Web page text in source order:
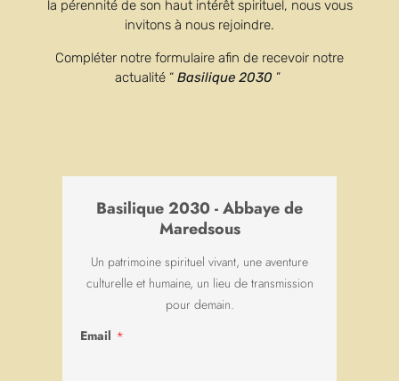
Anticipatory Feast of Saint
Benedict
la pérennité de son haut intérêt spirituel, nous vous
invitons à nous rejoindre.
Compléter notre formulaire afin de recevoir notre
actualité “ Basilique 2030 ”
Basilique 2030 - Abbaye de
Maredsous
Un patrimoine spirituel vivant, une aventure
culturelle et humaine, un lieu de transmission
pour demain.
Email *